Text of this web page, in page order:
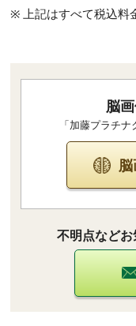
上記はすべて税込料
脳
「加藤プラチ
不明点など